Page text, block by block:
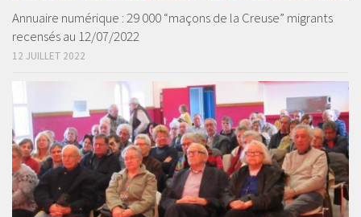
Annuaire numérique : 29 000 “maçons de la Creuse” migrants
recensés au 12/07/2022
12 JUILLET 2022